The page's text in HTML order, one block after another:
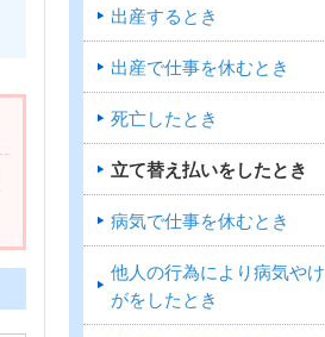
出産するとき
出産で仕事を休むとき
死亡したとき
立て替え払いをしたとき
病気で仕事を休むとき
他人の行為により病気やけ
がをしたとき